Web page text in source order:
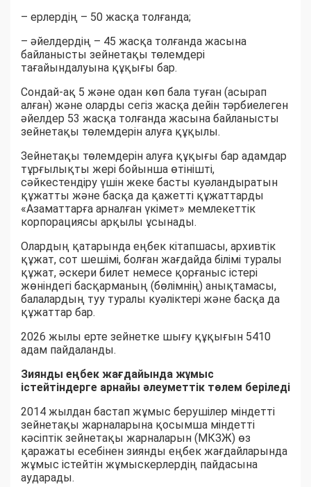
– ерлердің – 50 жасқа толғанда;
– әйелдердің – 45 жасқа толғанда жасына
байланысты зейнетақы төлемдері
тағайындалуына құқығы бар.
Сондай-ақ 5 және одан көп бала туған (асырап
алған) және оларды сегіз жасқа дейін тәрбиелеген
әйелдер 53 жасқа толғанда жасына байланысты
зейнетақы төлемдерін алуға құқылы.
Зейнетақы төлемдерін алуға құқығы бар адамдар
тұрғылықты жері бойынша өтінішті,
сәйкестендіру үшін жеке басты куәландыратын
құжатты және басқа да қажетті құжаттарды
«Азаматтарға арналған үкімет» мемлекеттік
корпорациясы арқылы ұсынады.
Олардың қатарында еңбек кітапшасы, архивтік
құжат, сот шешімі, болған жағдайда білімі туралы
құжат, әскери билет немесе қорғаныс істері
жөніндегі басқарманың (бөлімнің) анықтамасы,
балалардың туу туралы куәліктері және басқа да
құжаттар бар.
2026 жылы ерте зейнетке шығу құқығын 5410
адам пайдаланды.
Зиянды еңбек жағдайында жұмыс
істейтіндерге арнайы әлеуметтік төлем беріледі
2014 жылдан бастап жұмыс берушілер міндетті
зейнетақы жарналарына қосымша міндетті
кәсіптік зейнетақы жарналарын (МКЗЖ) өз
қаражаты есебінен зиянды еңбек жағдайларында
жұмыс істейтін жұмыскерлердің пайдасына
аударады.